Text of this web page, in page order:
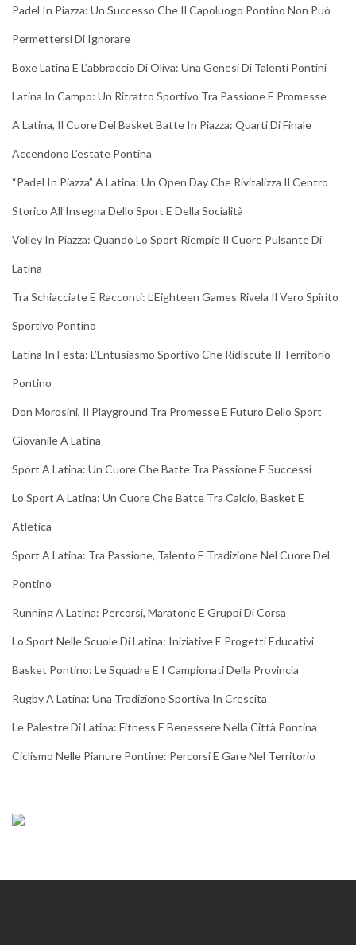
Padel In Piazza: Un Successo Che Il Capoluogo Pontino Non Può
Permettersi Di Ignorare
Boxe Latina E L’abbraccio Di Oliva: Una Genesi Di Talenti Pontini
Latina In Campo: Un Ritratto Sportivo Tra Passione E Promesse
A Latina, Il Cuore Del Basket Batte In Piazza: Quarti Di Finale
Accendono L’estate Pontina
“Padel In Piazza” A Latina: Un Open Day Che Rivitalizza Il Centro
Storico All’Insegna Dello Sport E Della Socialità
Volley In Piazza: Quando Lo Sport Riempie Il Cuore Pulsante Di
Latina
Tra Schiacciate E Racconti: L’Eighteen Games Rivela Il Vero Spirito
Sportivo Pontino
Latina In Festa: L’Entusiasmo Sportivo Che Ridiscute Il Territorio
Pontino
Don Morosini, Il Playground Tra Promesse E Futuro Dello Sport
Giovanile A Latina
Sport A Latina: Un Cuore Che Batte Tra Passione E Successi
Lo Sport A Latina: Un Cuore Che Batte Tra Calcio, Basket E
Atletica
Sport A Latina: Tra Passione, Talento E Tradizione Nel Cuore Del
Pontino
Running A Latina: Percorsi, Maratone E Gruppi Di Corsa
Lo Sport Nelle Scuole Di Latina: Iniziative E Progetti Educativi
Basket Pontino: Le Squadre E I Campionati Della Provincia
Rugby A Latina: Una Tradizione Sportiva In Crescita
Le Palestre Di Latina: Fitness E Benessere Nella Città Pontina
Ciclismo Nelle Pianure Pontine: Percorsi E Gare Nel Territorio